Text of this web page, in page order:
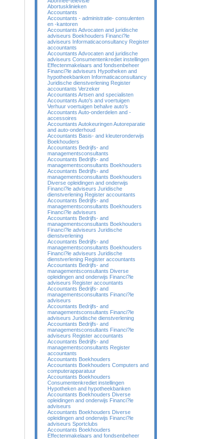
Abortusklinieken
Accountants
Accountants - administratie- consulenten
en -kantoren
Accountants Advocaten and juridische
adviseurs Boekhouders Financi?le
adviseurs Informaticaconsultancy Register
accountants
Accountants Advocaten and juridische
adviseurs Consumentenkrediet instellingen
Effectenmakelaars and fondsenbeheer
Financi?le adviseurs Hypotheken and
hypotheekbanken Informaticaconsultancy
Juridische dienstverlening Register
accountants Verzeker
Accountants Artsen and specialisten
Accountants Auto's and voertuigen
Verhuur voertuigen behalve auto's
Accountants Auto-onderdelen and -
accessoires
Accountants Autokeuringen Autoreparatie
and auto-onderhoud
Accountants Basis- and kleuteronderwijs
Boekhouders
Accountants Bedrijfs- and
managementsconsultants
Accountants Bedrijfs- and
managementsconsultants Boekhouders
Accountants Bedrijfs- and
managementsconsultants Boekhouders
Diverse opleidingen and onderwijs
Financi?le adviseurs Juridische
dienstverlening Register accountants
Accountants Bedrijfs- and
managementsconsultants Boekhouders
Financi?le adviseurs
Accountants Bedrijfs- and
managementsconsultants Boekhouders
Financi?le adviseurs Juridische
dienstverlening
Accountants Bedrijfs- and
managementsconsultants Boekhouders
Financi?le adviseurs Juridische
dienstverlening Register accountants
Accountants Bedrijfs- and
managementsconsultants Diverse
opleidingen and onderwijs Financi?le
adviseurs Register accountants
Accountants Bedrijfs- and
managementsconsultants Financi?le
adviseurs
Accountants Bedrijfs- and
managementsconsultants Financi?le
adviseurs Juridische dienstverlening
Accountants Bedrijfs- and
managementsconsultants Financi?le
adviseurs Register accountants
Accountants Bedrijfs- and
managementsconsultants Register
accountants
Accountants Boekhouders
Accountants Boekhouders Computers and
computerapparatuur
Accountants Boekhouders
Consumentenkrediet instellingen
Hypotheken and hypotheekbanken
Accountants Boekhouders Diverse
opleidingen and onderwijs Financi?le
adviseurs
Accountants Boekhouders Diverse
opleidingen and onderwijs Financi?le
adviseurs Sportclubs
Accountants Boekhouders
Effectenmakelaars and fondsenbeheer